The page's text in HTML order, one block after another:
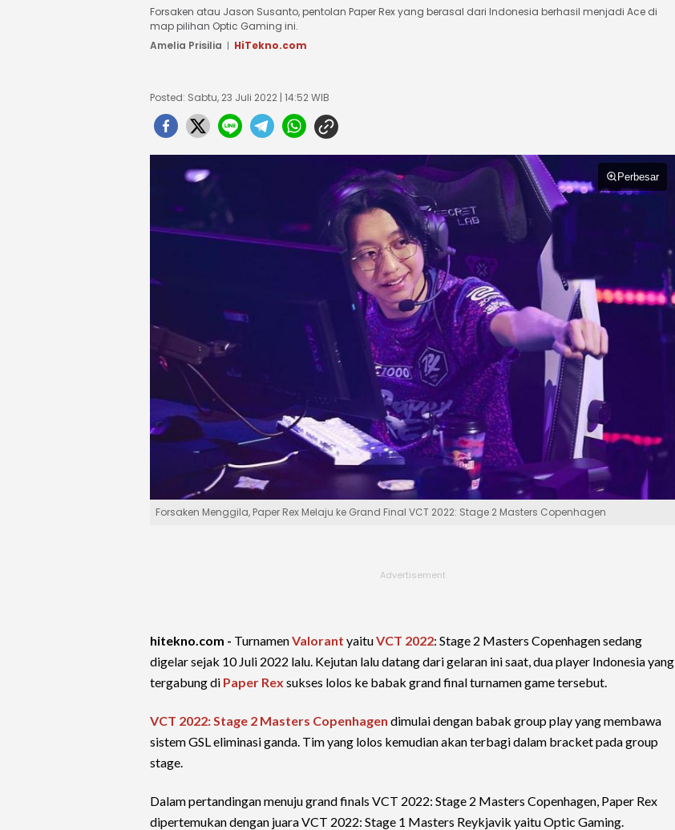
Forsaken atau Jason Susanto, pentolan Paper Rex yang berasal dari Indonesia berhasil menjadi Ace di
map pilihan Optic Gaming ini.
Amelia Prisilia
HiTekno.com
Posted: Sabtu, 23 Juli 2022 | 14:52 WIB
Perbesar
Forsaken Menggila, Paper Rex Melaju ke Grand Final VCT 2022: Stage 2 Masters Copenhagen
hitekno.com - TurnamenValorant yaituVCT 2022: Stage 2 Masters Copenhagen sedang
digelar sejak 10 Juli 2022 lalu. Kejutan lalu datang dari gelaran ini saat, dua player Indonesia yang
tergabung di Paper Rex sukses lolos ke babak grand final turnamen game tersebut.
VCT 2022: Stage 2 Masters Copenhagen dimulai dengan babak group play yang membawa
sistem GSL eliminasi ganda. Tim yang lolos kemudian akan terbagi dalam bracket pada group
stage.
Dalam pertandingan menuju grand finals VCT 2022: Stage 2 Masters Copenhagen, Paper Rex
dipertemukan dengan juara VCT 2022: Stage 1 Masters Reykjavik yaitu Optic Gaming.